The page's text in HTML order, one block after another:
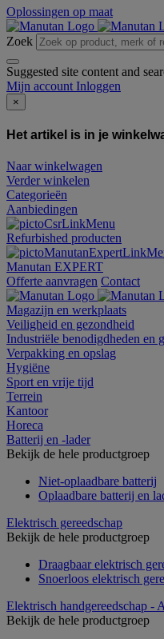
Oplossingen op maat
Zoek
Suggested site content and
Mijn account Inloggen
×
Het artikel is in je
Naar winkelwagen
Verder winkelen
Categorieën
Aanbiedingen
Refurbished producten
Manutan EXPERT
Offerte aanvragen Contact
Magazijn en werkplaats
Veiligheid en gezondheid
Industriële benodigdheden en
Verpakking en opslag
Hygiëne
Sport en vrije tijd
Terrein
Kantoor
Horeca
Batterij en -lader
Bekijk de hele productgroep
Niet-oplaadbare batterij
Oplaadbare batterij en
Elektrisch gereedschap
Bekijk de hele productgroep
Draagbaar elektrisch
Snoerloos elektrisch
Elektrisch handgereedschap -
Bekijk de hele productgroep